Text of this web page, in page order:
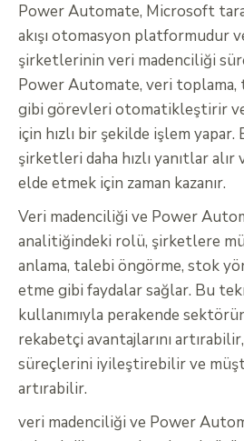
Power Automate, Microsoft
akışı otomasyon platformudur
şirketlerinin veri madenciliği
Power Automate, veri toplama,
gibi görevleri otomatikleştirir
için hızlı bir şekilde işlem yapar.
şirketleri daha hızlı yanıtlar alır
elde etmek için zaman kazanır.
Veri madenciliği ve Power
analitiğindeki rolü, şirketlere
anlama, talebi öngörme, stok
etme gibi faydalar sağlar. Bu
kullanımıyla perakende
rekabetçi avantajlarını
süreçlerini iyileştirebilir ve
artırabilir.
veri madenciliği ve Power